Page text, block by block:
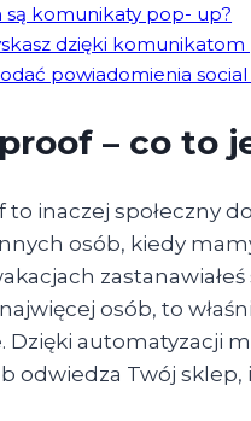
są komunikaty pop- up?
dzięki
powiadomienia
– co to
to inaczej społeczny
osób, kiedy
osób, to
Dzięki automatyzacji
odwiedza Twój